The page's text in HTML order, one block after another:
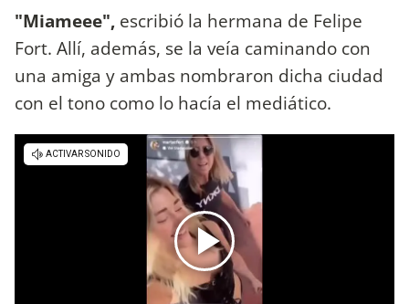
"Miameee", escribió la hermana de Felipe
Fort. Allí, además, se la veía caminando con
una amiga y ambas nombraron dicha ciudad
con el tono como lo hacía el mediático.